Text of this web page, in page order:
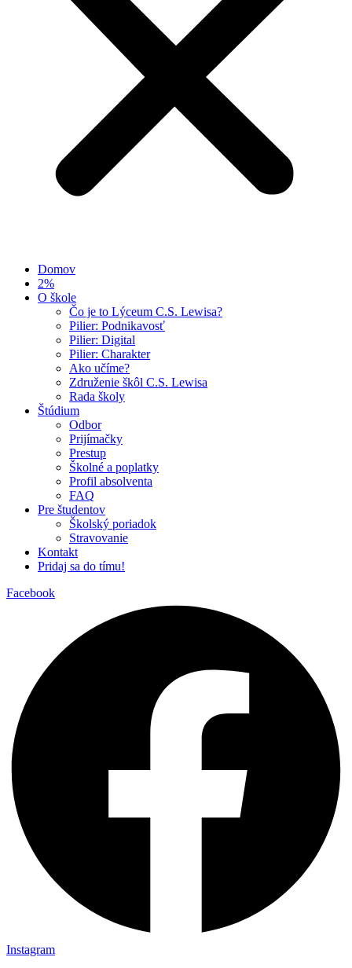
Domov
2%
O škole
Čo je to Lýceum C.S. Lewisa?
Pilier: Podnikavosť
Pilier: Digital
Pilier: Charakter
Ako učíme?
Združenie škôl C.S. Lewisa
Rada školy
Štúdium
Odbor
Prijímačky
Prestup
Školné a poplatky
Profil absolventa
FAQ
Pre študentov
Školský poriadok
Stravovanie
Kontakt
Pridaj sa do tímu!
Facebook
Instagram